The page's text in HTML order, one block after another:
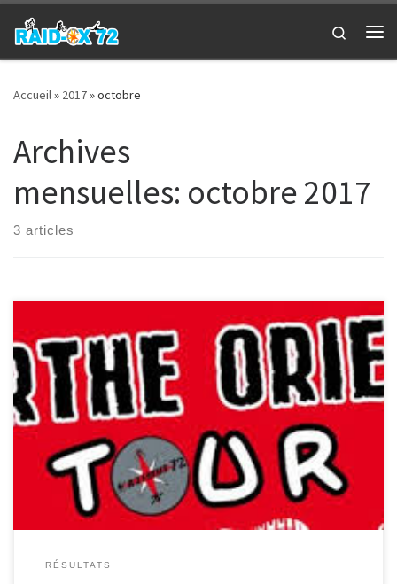
Passer au contenu
Search
Accueil» 2017»octobre
Archives
mensuelles: octobre 2017
3 articles
Résultats ICI
RÉSULTATS